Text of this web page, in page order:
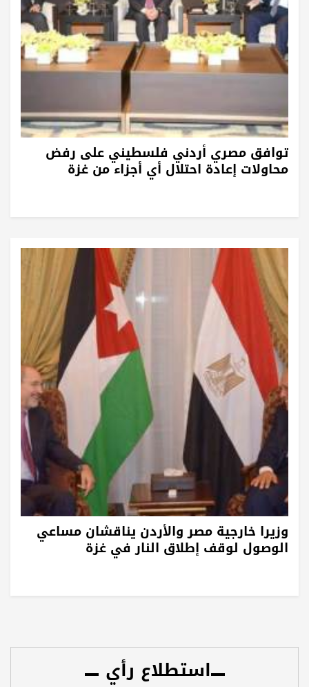
توافق مصري أردني فلسطيني على رفض
محاولات إعادة احتلال أي أجزاء من غزة
وزيرا خارجية مصر والأردن يناقشان مساعي
الوصول لوقف إطلاق النار في غزة
استطلاع رأي